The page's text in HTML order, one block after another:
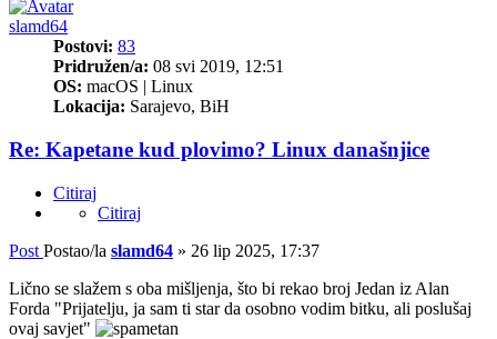
slamd64
Postovi: 83
Pridružen/a: 08 svi 2019, 12:51
OS: macOS | Linux
Lokacija: Sarajevo, BiH
Re: Kapetane kud plovimo? Linux današnjice
Citiraj
Citiraj
Post Postao/la slamd64 » 26 lip 2025, 17:37
Lično se slažem s oba mišljenja, što bi rekao broj Jedan iz Alan
Forda "Prijatelju, ja sam ti star da osobno vodim bitku, ali poslušaj
ovaj savjet"